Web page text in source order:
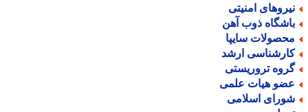
امنیتی
ذوب آهن
سایپا
ارشد
تروریستی
هیات علمی
اسلامی